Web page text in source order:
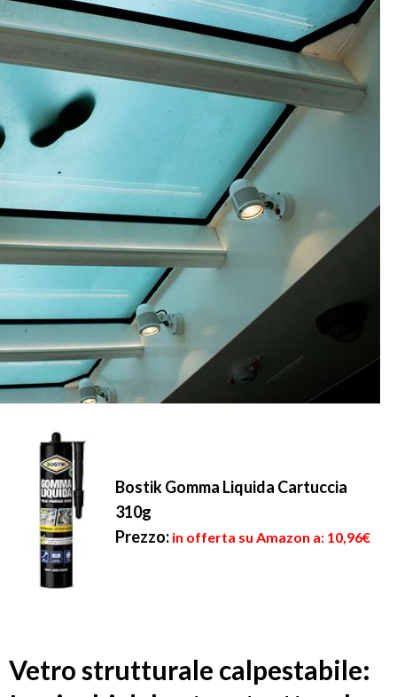
Bostik Gomma Liquida Cartuccia
310g
Prezzo: in offerta su Amazon a: 10,96€
Vetro strutturale calpestabile: